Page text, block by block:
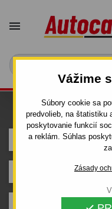
Vážime
Súbory cookie sa
predvolieb, na štatistiku
poskytovanie funkcií
a reklám. Súhlas
Zásady

Hľadám
MITSUBISHI
SPACE WAGON